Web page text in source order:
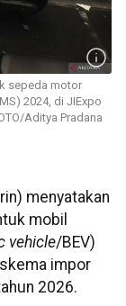
sepeda motor
2024, di JIExpo
Aditya Pradana
menyatakan
mobil
vehicle/BEV)
impor
2026.